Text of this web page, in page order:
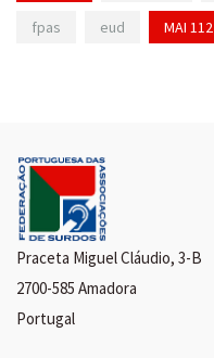
fpas eud MAI 112
Praceta Miguel Cláudio, 3-B
2700-585 Amadora
Portugal